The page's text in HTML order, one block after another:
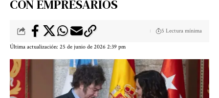
CON EMPRESARIOS
Última actualización: 25 de junio de 2026 2:39 pm
5 Lectura mínima